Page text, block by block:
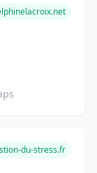
du-stress.fr